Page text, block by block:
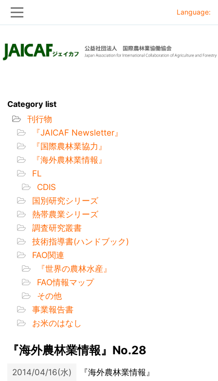
to
to
Language:
Category list
刊行物
『JAICAF Newsletter』
『国際農林業協力』
『海外農林業情報』
FL
CDIS
国別研究シリーズ
熱帯農業シリーズ
調査研究叢書
技術指導書(ハンドブック)
FAO関連
『世界の農林水産』
FAO情報マップ
その他
事業報告書
お米のはなし
『海外農林業情報』No.28
2014/04/16(水) 『海外農林業情報』